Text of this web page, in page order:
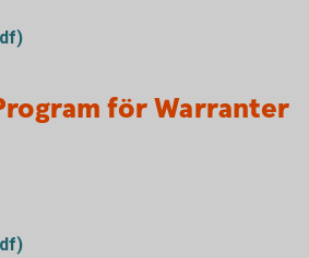
för Warranter